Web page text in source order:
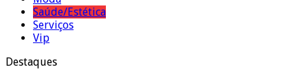
Saúde/Estética
Serviços
Vip
Destaques